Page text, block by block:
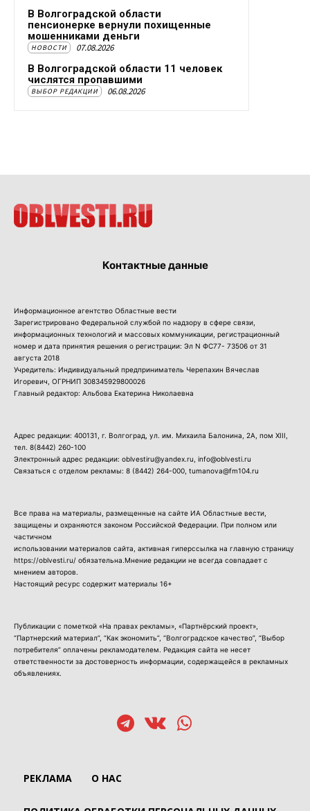
В Волгоградской области
пенсионерке вернули похищенные
мошенниками деньги
НОВОСТИ 07.08.2026
В Волгоградской области 11 человек
числятся пропавшими
ВЫБОР РЕДАКЦИИ 06.08.2026
Контактные данные
Информационное агентство Областные вести
Зарегистрировано Федеральной службой по надзору в сфере связи,
информационных технологий и массовых коммуникации, регистрационный
номер и дата принятия решения о регистрации: Эл N ФС77- 73506 от 31
августа 2018
Учредитель: Индивидуальный предприниматель Черепахин Вячеслав
Игоревич, ОГРНИП 308345929800026
Главный редактор: Альбова Екатерина Николаевна
Адрес редакции: 400131, г. Волгоград, ул. им. Михаила Балонина, 2А, пом XIII,
тел. 8(8442) 260-100
Электронный адрес редакции: oblvestiru@yandex.ru, info@oblvesti.ru
Связаться с отделом рекламы: 8 (8442) 264-000 , tumanova@fm104.ru
Все права на материалы, размещенные на сайте ИА Областные вести,
защищены и охраняются законом Российской Федерации. При полном или
частичном
использовании материалов сайта, активная гиперссылка на главную страницу
https://oblvesti.ru/ обязательна.Мнение редакции не всегда совпадает с
мнением авторов.
Настоящий ресурс содержит материалы 16+
Публикации с пометкой «На правах рекламы», «Партнёрский проект»,
“Партнерский материал”, “Как экономить”, “Волгоградское качество”, “Выбор
потребителя” оплачены рекламодателем. Редакция сайта не несет
ответственности за достоверность информации, содержащейся в рекламных
объявлениях.
РЕКЛАМА О НАС